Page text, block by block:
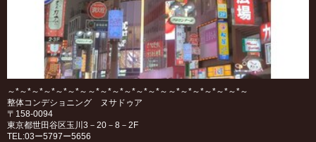
～*～*～*～*～*～*～～*～*～*～*～*～*～～*～*～*～*～*～*～
整体コンデショニング ヌサドゥア
〒158‐0094
東京都世田谷区玉川3－20－8－2F
TEL:03ー5797ー5656